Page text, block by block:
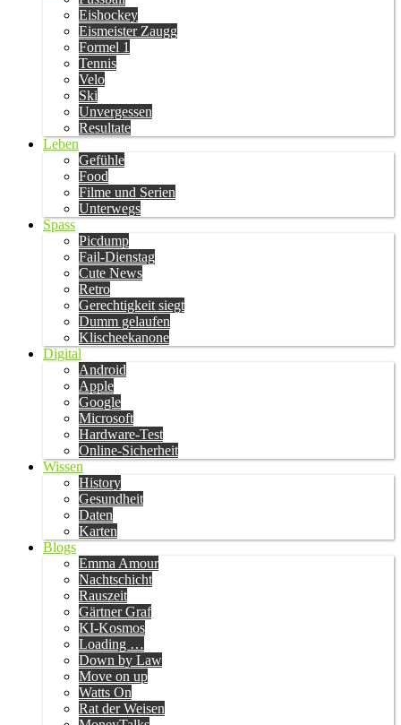
Eishockey
Eismeister Zaugg
Formel 1
Tennis
Velo
Ski
Unvergessen
Resultate
Leben
Gefühle
Food
Filme und Serien
Unterwegs
Spass
Picdump
Fail-Dienstag
Cute News
Retro
Gerechtigkeit siegt
Dumm gelaufen
Klischeekanone
Digital
Android
Apple
Google
Microsoft
Hardware-Test
Online-Sicherheit
Wissen
History
Gesundheit
Daten
Karten
Blogs
Emma Amour
Nachtschicht
Rauszeit
Gärtner Graf
KI-Kosmos
Loading …
Down by Law
Move on up
Watts On
Rat der Weisen